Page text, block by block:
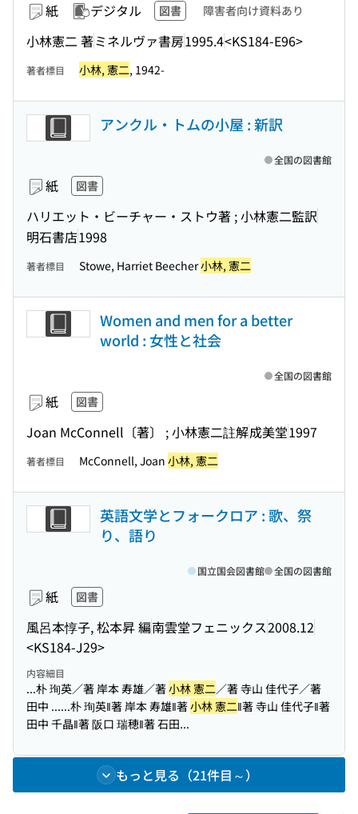
紙 デジタル 図書 障害者向け資料あり
小林憲二 著ミネルヴァ書房1995.4<KS184-E96>
著者標目 小林, 憲二, 1942-
アンクル・トムの小屋 : 新訳
紙 図書
ハリエット・ビーチャー・ストウ著 ; 小林憲二監訳
明石書店1998
全国の図書館
著者標目 Stowe, Harriet Beecher小林, 憲二
Women and men for a better
world : 女性と社会
紙 図書
Joan McConnell〔著〕 ; 小林憲二註解成美堂1997
全国の図書館
著者標目 McConnell, Joan 小林, 憲二
英語文学とフォークロア : 歌、祭
り、語り
紙 図書
風呂本惇子, 松本昇 編南雲堂フェニックス2008.12
<KS184-J29>
国立国会図書館 全国の図書館
内容細目
...朴 珣英／著 岸本 寿雄／著小林 憲二／著 寺山 佳代子／著
田中 ......朴 珣英‖著 岸本 寿雄‖著小林 憲二‖著 寺山 佳代子‖著
田中 千晶‖著 阪口 瑞穂‖著 石田...
もっと見る（21件目～）